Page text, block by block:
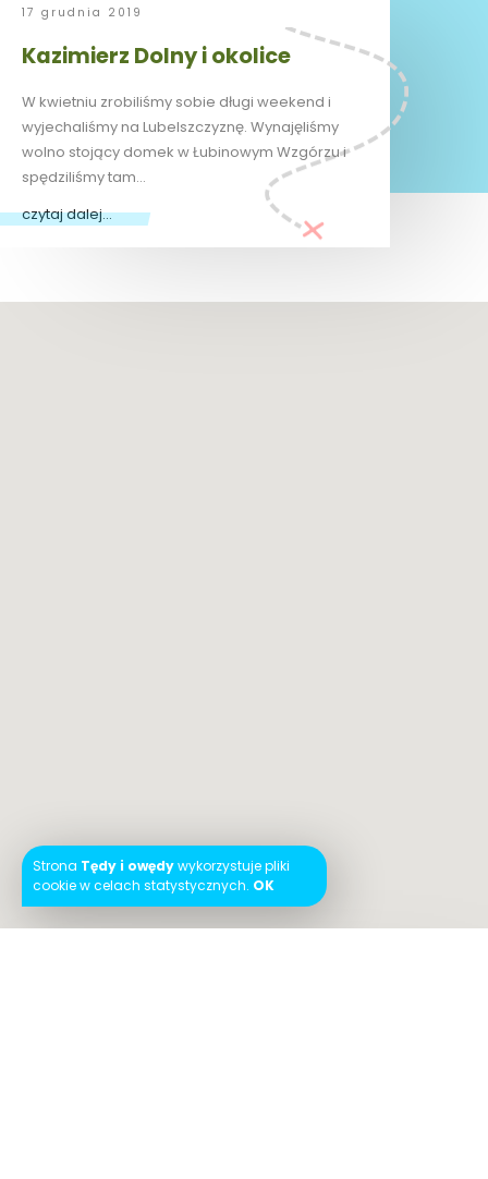
17 grudnia 2019
Kazimierz Dolny i okolice
W kwietniu zrobiliśmy sobie długi weekend i
wyjechaliśmy na Lubelszczyznę. Wynajęliśmy
wolno stojący domek w Łubinowym Wzgórzu i
spędziliśmy tam…
czytaj dalej...
Strona Tędy i owędywykorzystuje pliki
cookie w celach statystycznych. OK